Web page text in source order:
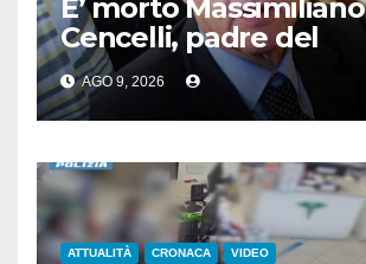
E’ morto Massimiliano
Cencelli, padre del
“manuale” omonimo
AGO 9, 2026
ATTUALITÀ CRONACA VIDEO